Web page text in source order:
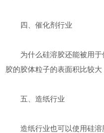
四、催化剂行业
为什么硅溶胶还能被用于
胶的胶体粒子的表面积比较大
五、造纸行业
造纸行业也可以使用硅溶